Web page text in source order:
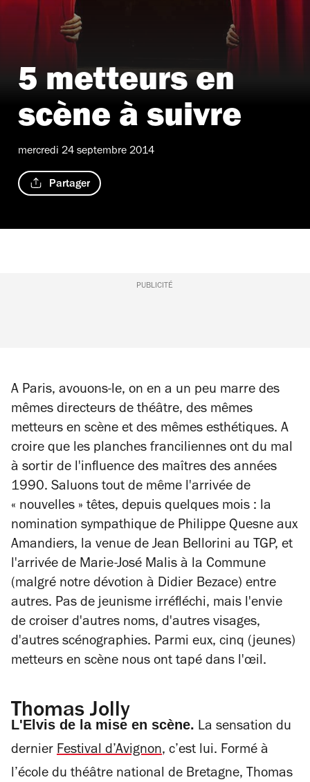
5 metteurs en
scène à suivre
mercredi 24 septembre 2014
Partager
PUBLICITÉ
A Paris, avouons-le, on en a un peu marre des
mêmes directeurs de théâtre, des mêmes
metteurs en scène et des mêmes esthétiques. A
croire que les planches franciliennes ont du mal
à sortir de l'influence des maîtres des années
1990. Saluons tout de même l'arrivée de
« nouvelles » têtes, depuis quelques mois : la
nomination sympathique de Philippe Quesne aux
Amandiers, la venue de Jean Bellorini au TGP, et
l'arrivée de Marie-José Malis à la Commune
(malgré notre dévotion à Didier Bezace) entre
autres. Pas de jeunisme irréfléchi, mais l'envie
de croiser d'autres noms, d'autres visages,
d'autres scénographies. Parmi eux, cinq (jeunes)
metteurs en scène nous ont tapé dans l'œil.
Thomas Jolly
L'Elvis de la mise en scène. La sensation du
dernier Festival d’Avignon, c’est lui. Formé à
l’école du théâtre national de Bretagne, Thomas